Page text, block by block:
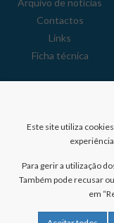
Arquivo de notícias
Contactos
Links
Ficha técnica
41025438
Este site utiliza
Para gerir a utilização
Também pode recusar
em